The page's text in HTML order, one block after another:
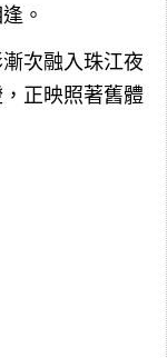
。
次融入珠江夜
正映照著舊體